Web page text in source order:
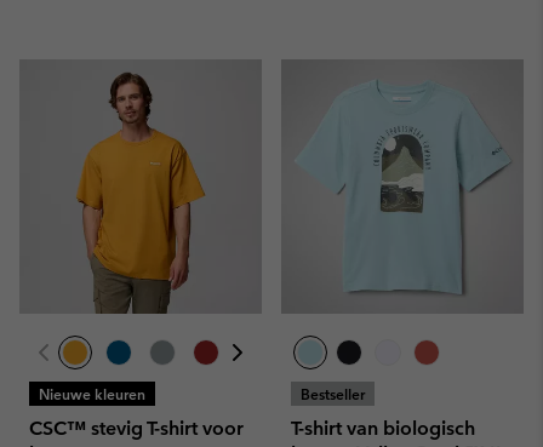
Nieuwe kleuren
CSC™ stevig T-shirt voor
Bestseller
T-shirt van biologisch